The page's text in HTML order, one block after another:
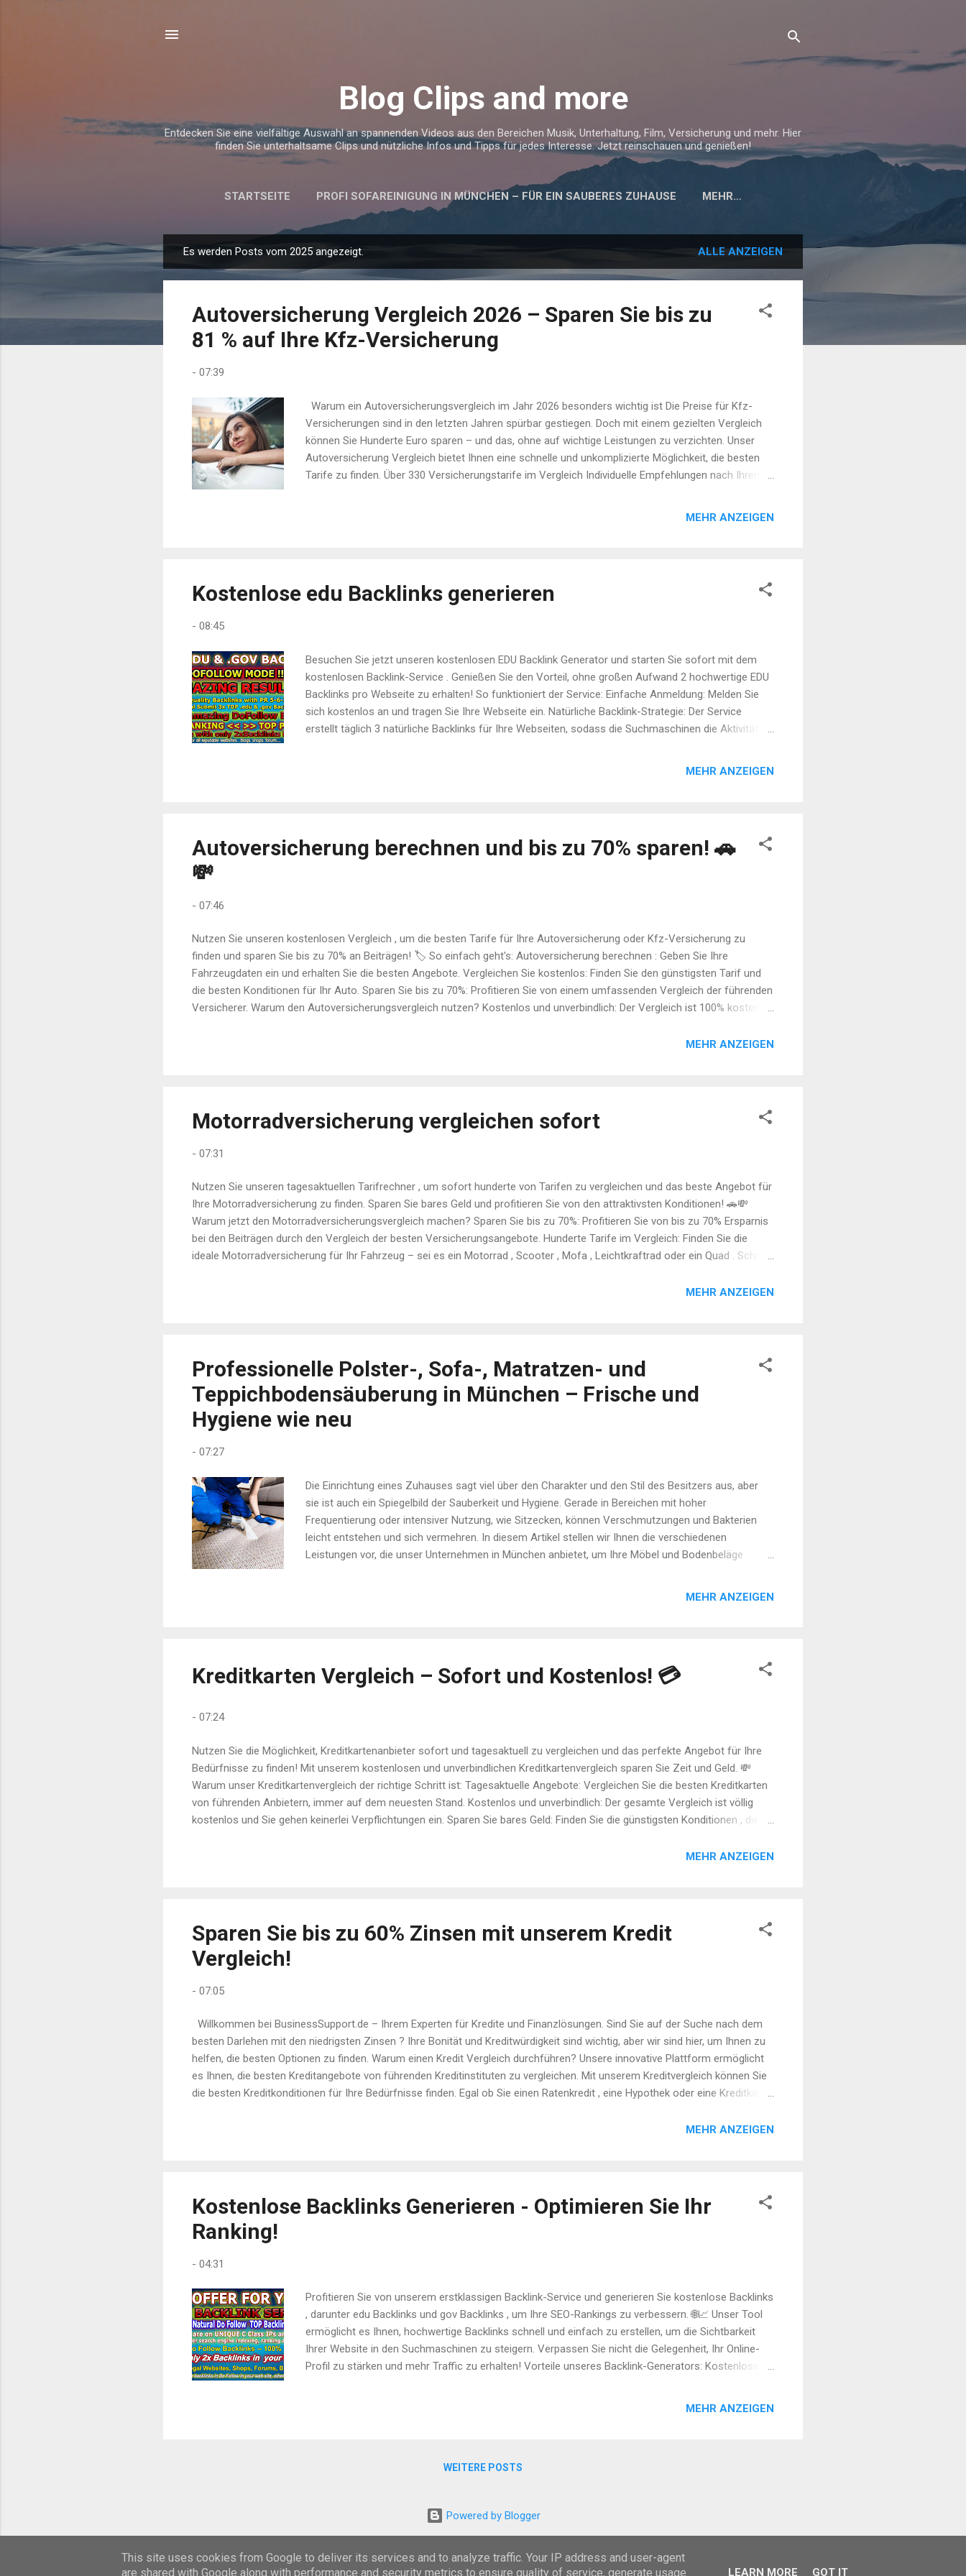
Blog Clips and more
Entdecken Sie eine vielfältige Auswahl an spannenden Videos aus den Bereichen Musik, Unterhaltung, Film, Versicherung und mehr. Hier
finden Sie unterhaltsame Clips und nützliche Infos und Tipps für jedes Interesse. Jetzt reinschauen und genießen!
STARTSEITE PROFI SOFAREINIGUNG IN MÜNCHEN – FÜR EIN SAUBERES ZUHAUSE MEHR…
o
Es werden Posts vom 2025 angezeigt. ALLE ANZEIGEN
Autoversicherung Vergleich 2026 – Sparen Sie bis zu
81 % auf Ihre Kfz-Versicherung
- 07:39
Warum ein Autoversicherungsvergleich im Jahr 2026 besonders wichtig ist Die Preise für Kfz-
Versicherungen sind in den letzten Jahren spürbar gestiegen. Doch mit einem gezielten Vergleich
können Sie Hunderte Euro sparen – und das, ohne auf wichtige Leistungen zu verzichten. Unser
Autoversicherung Vergleich bietet Ihnen eine schnelle und unkomplizierte Möglichkeit, die besten
Tarife zu finden. Über 330 Versicherungstarife im Vergleich Individuelle Empfehlungen nach Ihren
MEHR ANZEIGEN
Kostenlose edu Backlinks generieren
- 08:45
Besuchen Sie jetzt unseren kostenlosen EDU Backlink Generator und starten Sie sofort mit dem
kostenlosen Backlink-Service . Genießen Sie den Vorteil, ohne großen Aufwand 2 hochwertige EDU
Backlinks pro Webseite zu erhalten! So funktioniert der Service: Einfache Anmeldung: Melden Sie
sich kostenlos an und tragen Sie Ihre Webseite ein. Natürliche Backlink-Strategie: Der Service
erstellt täglich 3 natürliche Backlinks für Ihre Webseiten, sodass die Suchmaschinen die Aktivität
MEHR ANZEIGEN
Autoversicherung berechnen und bis zu 70% sparen! 🚗
💸
- 07:46
Nutzen Sie unseren kostenlosen Vergleich , um die besten Tarife für Ihre Autoversicherung oder Kfz-Versicherung zu
finden und sparen Sie bis zu 70% an Beiträgen! 🏷️ So einfach geht's: Autoversicherung berechnen : Geben Sie Ihre
Fahrzeugdaten ein und erhalten Sie die besten Angebote. Vergleichen Sie kostenlos: Finden Sie den günstigsten Tarif und
die besten Konditionen für Ihr Auto. Sparen Sie bis zu 70%: Profitieren Sie von einem umfassenden Vergleich der führenden
Versicherer. Warum den Autoversicherungsvergleich nutzen? Kostenlos und unverbindlich: Der Vergleich ist 100% kostenlos
Preis und die besten Leistungen bietet. Top-aktueller Vergleich: Über 70 Versicherungsanbieter im direkten Vergleich.
MEHR ANZEIGEN
Motorradversicherung vergleichen sofort
- 07:31
Nutzen Sie unseren tagesaktuellen Tarifrechner , um sofort hunderte von Tarifen zu vergleichen und das beste Angebot für
Ihre Motorradversicherung zu finden. Sparen Sie bares Geld und profitieren Sie von den attraktivsten Konditionen! 🚗💸
Warum jetzt den Motorradversicherungsvergleich machen? Sparen Sie bis zu 70%: Profitieren Sie von bis zu 70% Ersparnis
bei den Beiträgen durch den Vergleich der besten Versicherungsangebote. Hunderte Tarife im Vergleich: Finden Sie die
ideale Motorradversicherung für Ihr Fahrzeug – sei es ein Motorrad , Scooter , Mofa , Leichtkraftrad oder ein Quad . Schnell
Verpflichtungen. Motorradversicherungen im Vergleich: Motorradversicherung Scooter Mofa Leichtkrafträder Quad
MEHR ANZEIGEN
Professionelle Polster-, Sofa-, Matratzen- und
Teppichbodensäuberung in München – Frische und
Hygiene wie neu
- 07:27
Die Einrichtung eines Zuhauses sagt viel über den Charakter und den Stil des Besitzers aus, aber
sie ist auch ein Spiegelbild der Sauberkeit und Hygiene. Gerade in Bereichen mit hoher
Frequentierung oder intensiver Nutzung, wie Sitzecken, können Verschmutzungen und Bakterien
leicht entstehen und sich vermehren. In diesem Artikel stellen wir Ihnen die verschiedenen
Leistungen vor, die unser Unternehmen in München anbietet, um Ihre Möbel und Bodenbeläge
MEHR ANZEIGEN
Kreditkarten Vergleich – Sofort und Kostenlos! 💳
- 07:24
Nutzen Sie die Möglichkeit, Kreditkartenanbieter sofort und tagesaktuell zu vergleichen und das perfekte Angebot für Ihre
Bedürfnisse zu finden! Mit unserem kostenlosen und unverbindlichen Kreditkartenvergleich sparen Sie Zeit und Geld. 💸
Warum unser Kreditkartenvergleich der richtige Schritt ist: Tagesaktuelle Angebote: Vergleichen Sie die besten Kreditkarten
von führenden Anbietern, immer auf dem neuesten Stand. Kostenlos und unverbindlich: Der gesamte Vergleich ist völlig
kostenlos und Sie gehen keinerlei Verpflichtungen ein. Sparen Sie bares Geld: Finden Sie die günstigsten Konditionen , die
Sie die besten Angebote auf einen Blick – ideal für Ihre schnelle Entscheidung! Vergleichen Sie jetzt und sichern Sie sich
MEHR ANZEIGEN
Sparen Sie bis zu 60% Zinsen mit unserem Kredit
Vergleich!
- 07:05
Willkommen bei BusinessSupport.de – Ihrem Experten für Kredite und Finanzlösungen. Sind Sie auf der Suche nach dem
besten Darlehen mit den niedrigsten Zinsen ? Ihre Bonität und Kreditwürdigkeit sind wichtig, aber wir sind hier, um Ihnen zu
helfen, die besten Optionen zu finden. Warum einen Kredit Vergleich durchführen? Unsere innovative Plattform ermöglicht
es Ihnen, die besten Kreditangebote von führenden Kreditinstituten zu vergleichen. Mit unserem Kreditvergleich können Sie
die besten Kreditkonditionen für Ihre Bedürfnisse finden. Egal ob Sie einen Ratenkredit , eine Hypothek oder eine Kreditkarte
schnellen und präzisen Vergleich sparen Sie nicht nur Zeit, sondern auch bares Geld, indem Sie die niedrigsten Kreditzinsen
MEHR ANZEIGEN
Kostenlose Backlinks Generieren - Optimieren Sie Ihr
Ranking!
- 04:31
Profitieren Sie von unserem erstklassigen Backlink-Service und generieren Sie kostenlose Backlinks
, darunter edu Backlinks und gov Backlinks , um Ihre SEO-Rankings zu verbessern. 🌐📈 Unser Tool
ermöglicht es Ihnen, hochwertige Backlinks schnell und einfach zu erstellen, um die Sichtbarkeit
Ihrer Website in den Suchmaschinen zu steigern. Verpassen Sie nicht die Gelegenheit, Ihr Online-
Profil zu stärken und mehr Traffic zu erhalten! Vorteile unseres Backlink-Generators: Kostenlose
Service: Backlink Generator Steigern Sie jetzt Ih...
MEHR ANZEIGEN
WEITERE POSTS
Powered by Blogger
BLOG Clips and more Copyright by www.5w5.de http://www.5w5.de/p/impressum.html
This site uses cookies from Google to deliver its services and to analyze traffic. Your IP address and user-agent
are shared with Google along with performance and security metrics to ensure quality of service, generate usage
LEARN MORE GOT IT